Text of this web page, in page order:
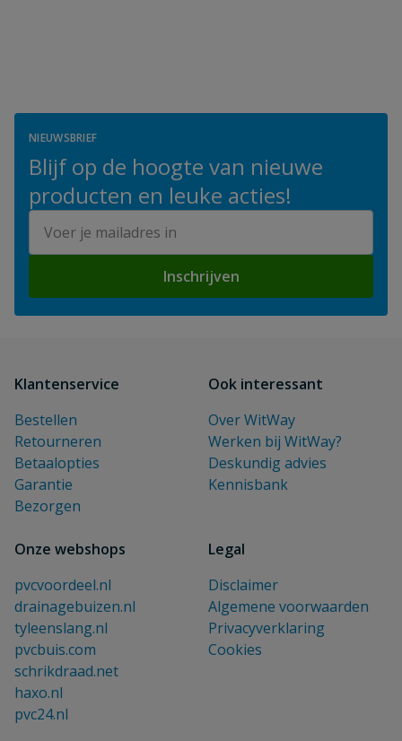
NIEUWSBRIEF
Blijf op de hoogte van nieuwe
producten en leuke acties!
Inschrijven
Klantenservice
Bestellen
Retourneren
Betaalopties
Garantie
Bezorgen
Ook interessant
Over WitWay
Werken bij WitWay?
Deskundig advies
Kennisbank
Onze webshops
pvcvoordeel.nl
drainagebuizen.nl
tyleenslang.nl
pvcbuis.com
schrikdraad.net
haxo.nl
pvc24.nl
Legal
Disclaimer
Algemene voorwaarden
Privacyverklaring
Cookies